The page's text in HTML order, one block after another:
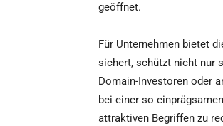
geöffnet.
Für Unternehmen bietet
sichert, schützt nicht nur
Domain-Investoren oder
bei einer so
attraktiven Begriffen zu